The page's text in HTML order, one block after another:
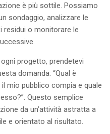
è più sottile. Possiamo
sondaggio, analizzare le
residui o monitorare le
progetto, prendetevi
domanda: “Qual è
mio pubblico compia e quale
Questo semplice
da un’attività astratta a
e orientato al risultato.